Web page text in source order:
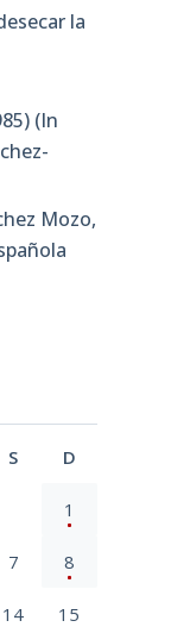
la
(In
Mozo,
S D
1
7 8
14 15